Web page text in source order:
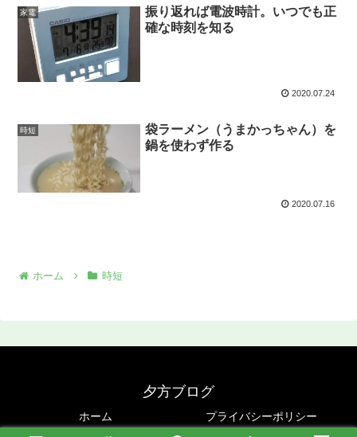
家電
振り返れば電波時計。いつでも正
確な時刻を知る
2020.07.24
時短
袋ラーメン（うまかっちゃん）を
鍋を使わず作る
2020.07.16
ホーム 時短
夕方ブログ
ホーム プライバシーポリシー